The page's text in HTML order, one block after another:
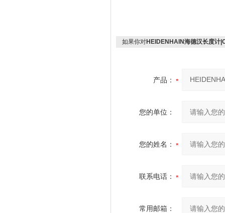
如果你对HEIDENHAIN海德汉长度计
产品：
您的单位：
您的姓名：
联系电话：
常用邮箱：